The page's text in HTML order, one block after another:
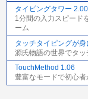
タイピングタワー
1分間の入力スピード
ーム
タッチタイピングが
源氏物語の世界でタ
TouchMethod 1.06
豊富なモードで初心